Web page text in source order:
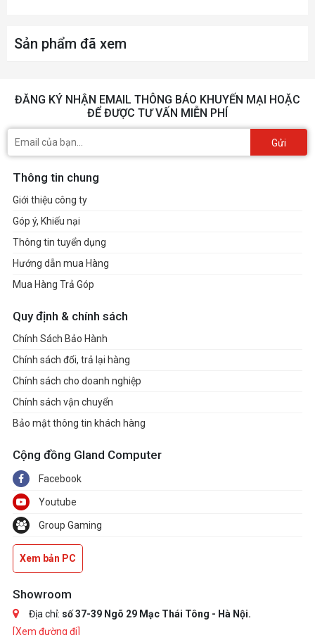
Sản phẩm đã xem
ĐĂNG KÝ NHẬN EMAIL THÔNG BÁO KHUYẾN MẠI HOẶC
ĐỂ ĐƯỢC TƯ VẤN MIỄN PHÍ
Gửi
Thông tin chung
Giới thiệu công ty
Góp ý, Khiếu nại
Thông tin tuyển dụng
Hướng dẫn mua Hàng
Mua Hàng Trả Góp
Quy định & chính sách
Chính Sách Bảo Hành
Chính sách đổi, trả lại hàng
Chính sách cho doanh nghiệp
Chính sách vận chuyển
Bảo mật thông tin khách hàng
Cộng đồng Gland Computer
Facebook
Youtube
Group Gaming
Xem bản PC
Showroom
Địa chỉ: số 37-39 Ngõ 29 Mạc Thái Tông - Hà Nội.
[Xem đường đi]